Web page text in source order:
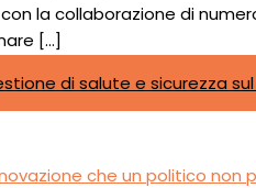
con la collaborazione di
[…]
di salute e sicurezza